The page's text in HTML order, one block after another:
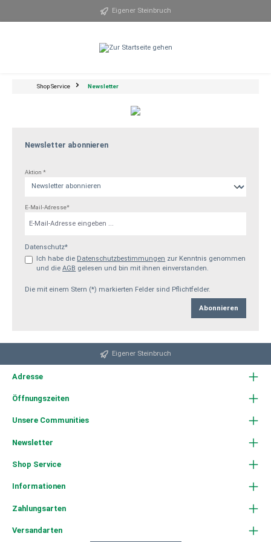
Eigener Steinbruch
Shop Service Newsletter
Newsletter abonnieren
Aktion *
E-Mail-Adresse*
Datenschutz*
Ich habe die Datenschutzbestimmungen zur Kenntnis genommen
und dieAGB gelesen und bin mit ihnen einverstanden.
Die mit einem Stern (*) markierten Felder sind Pflichtfelder.
Abonnieren
Eigener Steinbruch
Adresse
Öffnungszeiten
Unsere Communities
Newsletter
Shop Service
Informationen
Zahlungsarten
Versandarten